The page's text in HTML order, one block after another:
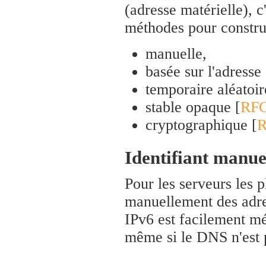
(adresse matérielle),
méthodes pour
manuelle,
basée sur
temporaire
stable opaque [
cryptographique [
Identifiant
Pour les serveurs les
manuellement des
IPv6 est facilement
même si le DNS n'est